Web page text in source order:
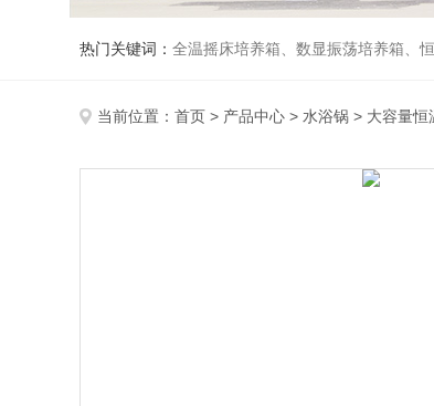
热门关键词： 全温摇床培养箱、数显振荡培养箱、
当前位置： 首页 > 产品中心 > 水浴锅 > 大容量恒